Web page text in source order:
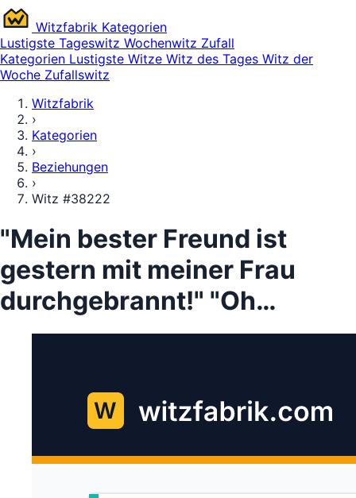
Witzfabrik Kategorien
Lustigste Tageswitz Wochenwitz Zufall
Kategorien Lustigste Witze Witz des Tages Witz der
Woche Zufallswitz
Witzfabrik
›
Kategorien
›
Beziehungen
›
Witz #38222
"Mein bester Freund ist
gestern mit meiner Frau
durchgebrannt!" "Oh…